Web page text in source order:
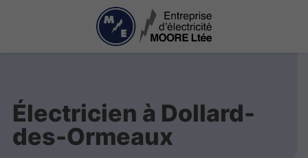
Électricien à Dollard-
des-Ormeaux